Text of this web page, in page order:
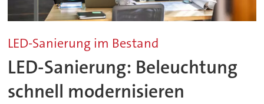
LED-Sanierung im Bestand
LED-Sanierung: Beleuchtung
schnell modernisieren